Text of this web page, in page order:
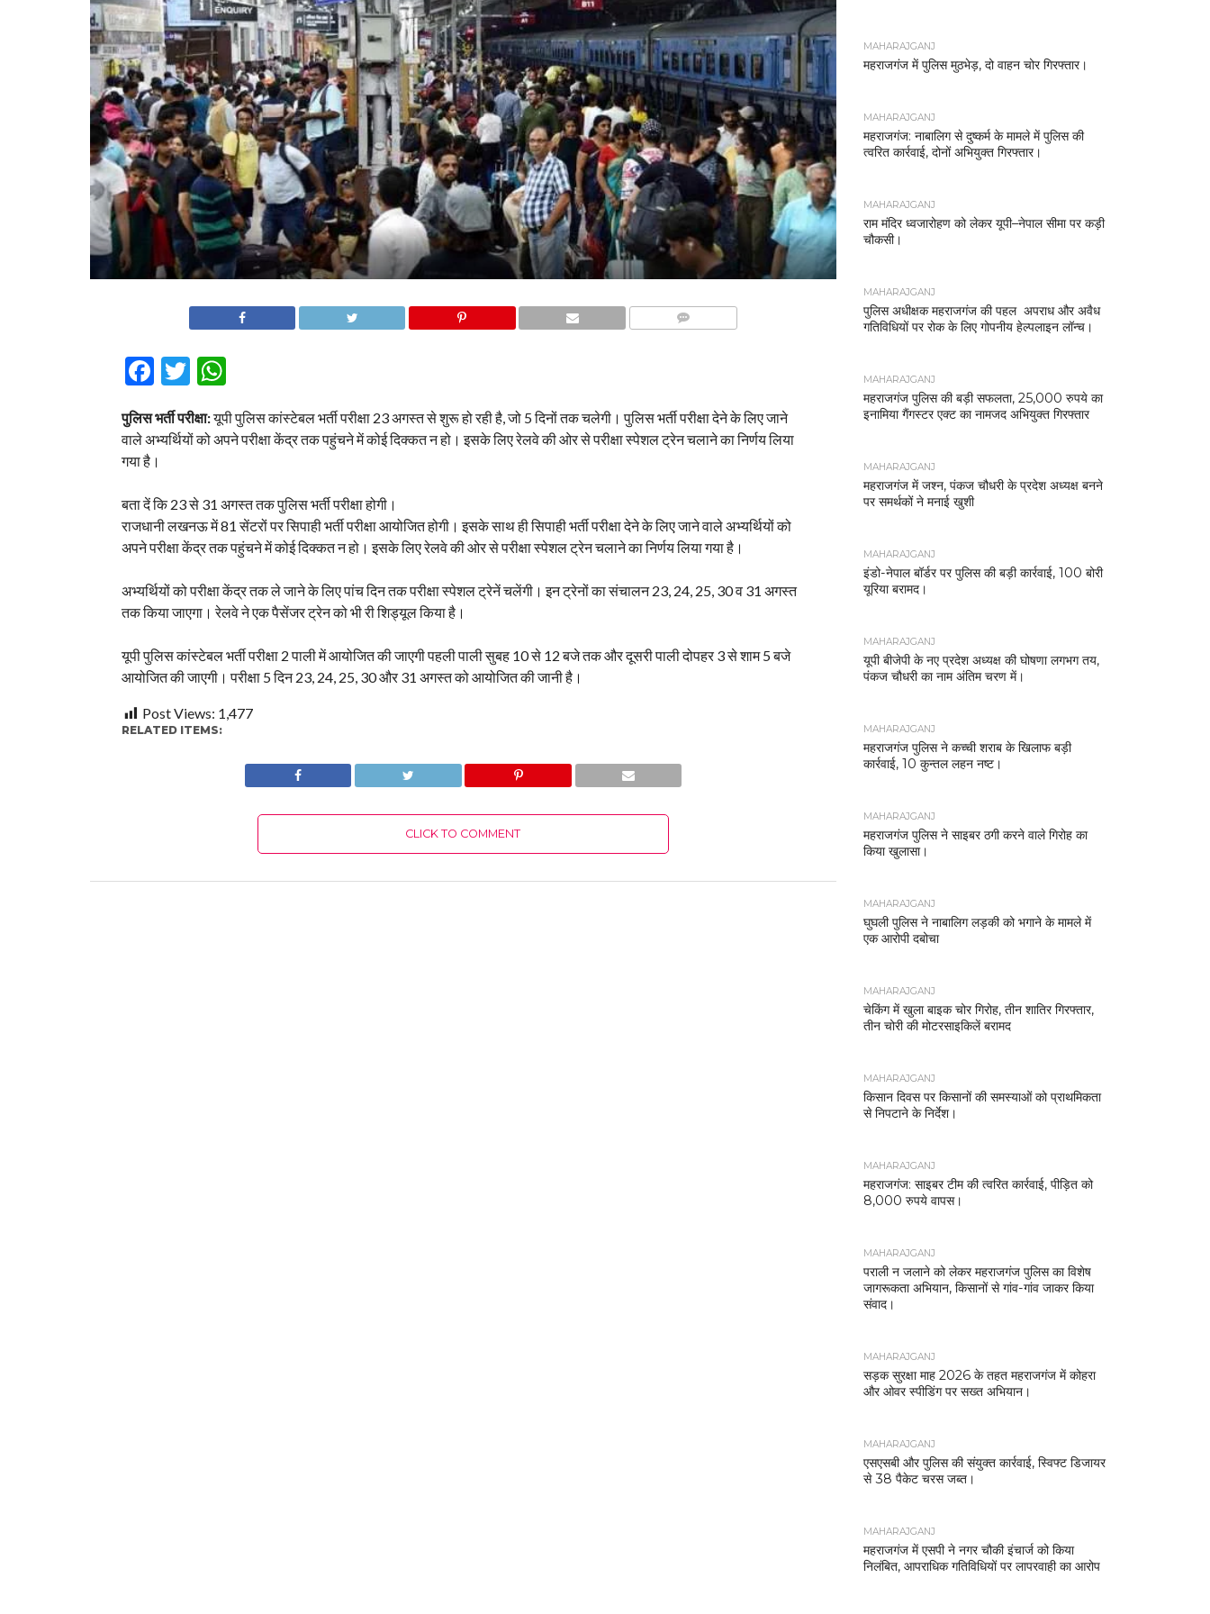
Facebook
Twitter
WhatsApp
पुलिस भर्ती परीक्षा:यूपी पुलिस कांस्टेबल भर्ती परीक्षा 23 अगस्त से शुरू हो रही है, जो 5 दिनों तक चलेगी। पुलिस भर्ती परीक्षा देने के लिए जाने
वाले अभ्यर्थियों को अपने परीक्षा केंद्र तक पहुंचने में कोई दिक्कत न हो। इसके लिए रेलवे की ओर से परीक्षा स्पेशल ट्रेन चलाने का निर्णय लिया
गया है।
बता दें कि 23 से 31 अगस्त तक पुलिस भर्ती परीक्षा होगी।
राजधानी लखनऊ में 81 सेंटरों पर सिपाही भर्ती परीक्षा आयोजित होगी। इसके साथ ही सिपाही भर्ती परीक्षा देने के लिए जाने वाले अभ्यर्थियों को
अपने परीक्षा केंद्र तक पहुंचने में कोई दिक्कत न हो। इसके लिए रेलवे की ओर से परीक्षा स्पेशल ट्रेन चलाने का निर्णय लिया गया है।
अभ्यर्थियों को परीक्षा केंद्र तक ले जाने के लिए पांच दिन तक परीक्षा स्पेशल ट्रेनें चलेंगी। इन ट्रेनों का संचालन 23, 24, 25, 30 व 31 अगस्त
तक किया जाएगा। रेलवे ने एक पैसेंजर ट्रेन को भी री शिड्यूल किया है।
यूपी पुलिस कांस्टेबल भर्ती परीक्षा 2 पाली में आयोजित की जाएगी पहली पाली सुबह 10 से 12 बजे तक और दूसरी पाली दोपहर 3 से शाम 5 बजे
आयोजित की जाएगी। परीक्षा 5 दिन 23, 24, 25, 30 और 31 अगस्त को आयोजित की जानी है।
Post Views: 1,477
RELATED ITEMS:
CLICK TO COMMENT
MAHARAJGANJ
महराजगंज में पुलिस मुठभेड़, दो वाहन चोर गिरफ्तार।
MAHARAJGANJ
महराजगंज: नाबालिग से दुष्कर्म के मामले में पुलिस की
त्वरित कार्रवाई, दोनों अभियुक्त गिरफ्तार।
MAHARAJGANJ
राम मंदिर ध्वजारोहण को लेकर यूपी–नेपाल सीमा पर कड़ी
चौकसी।
MAHARAJGANJ
पुलिस अधीक्षक महराजगंज की पहल अपराध और अवैध
गतिविधियों पर रोक के लिए गोपनीय हेल्पलाइन लॉन्च।
MAHARAJGANJ
महराजगंज पुलिस की बड़ी सफलता, 25,000 रुपये का
इनामिया गैंगस्टर एक्ट का नामजद अभियुक्त गिरफ्तार
MAHARAJGANJ
महराजगंज में जश्न, पंकज चौधरी के प्रदेश अध्यक्ष बनने
पर समर्थकों ने मनाई खुशी
MAHARAJGANJ
इंडो-नेपाल बॉर्डर पर पुलिस की बड़ी कार्रवाई, 100 बोरी
यूरिया बरामद।
MAHARAJGANJ
यूपी बीजेपी के नए प्रदेश अध्यक्ष की घोषणा लगभग तय,
पंकज चौधरी का नाम अंतिम चरण में।
MAHARAJGANJ
महराजगंज पुलिस ने कच्ची शराब के खिलाफ बड़ी
कार्रवाई, 10 कुन्तल लहन नष्ट।
MAHARAJGANJ
महराजगंज पुलिस ने साइबर ठगी करने वाले गिरोह का
किया खुलासा।
MAHARAJGANJ
घुघली पुलिस ने नाबालिग लड़की को भगाने के मामले में
एक आरोपी दबोचा
MAHARAJGANJ
चेकिंग में खुला बाइक चोर गिरोह, तीन शातिर गिरफ्तार,
तीन चोरी की मोटरसाइकिलें बरामद
MAHARAJGANJ
किसान दिवस पर किसानों की समस्याओं को प्राथमिकता
से निपटाने के निर्देश।
MAHARAJGANJ
महराजगंज: साइबर टीम की त्वरित कार्रवाई, पीड़ित को
8,000 रुपये वापस।
MAHARAJGANJ
पराली न जलाने को लेकर महराजगंज पुलिस का विशेष
जागरूकता अभियान, किसानों से गांव-गांव जाकर किया
संवाद।
MAHARAJGANJ
सड़क सुरक्षा माह 2026 के तहत महराजगंज में कोहरा
और ओवर स्पीडिंग पर सख्त अभियान।
MAHARAJGANJ
एसएसबी और पुलिस की संयुक्त कार्रवाई, स्विफ्ट डिजायर
से 38 पैकेट चरस जब्त।
MAHARAJGANJ
महराजगंज में एसपी ने नगर चौकी इंचार्ज को किया
निलंबित, आपराधिक गतिविधियों पर लापरवाही का आरोप